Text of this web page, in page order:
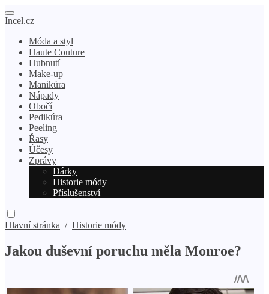
Incel.cz
Móda a styl
Haute Couture
Hubnutí
Make-up
Manikúra
Nápady
Obočí
Pedikúra
Peeling
Řasy
Účesy
Zprávy
Dárky
Historie módy
Příslušenství
Hlavní stránka / Historie módy
Jakou duševní poruchu měla Monroe?